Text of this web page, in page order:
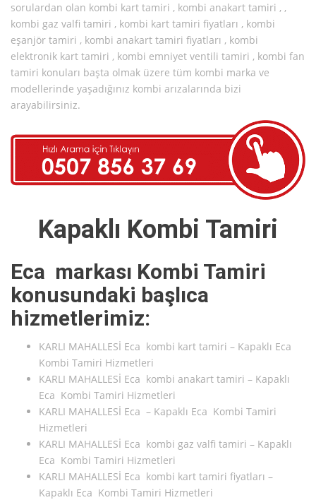
sorulardan olan kombi kart tamiri , kombi anakart tamiri , ,
kombi gaz valfi tamiri , kombi kart tamiri fiyatları , kombi
eşanjör tamiri , kombi anakart tamiri fiyatları , kombi
elektronik kart tamiri , kombi emniyet ventili tamiri , kombi fan
tamiri konuları başta olmak üzere tüm kombi marka ve
modellerinde yaşadığınız kombi arızalarında bizi
arayabilirsiniz.
Kapaklı Kombi Tamiri
Eca markası Kombi Tamiri
konusundaki başlıca
hizmetlerimiz:
KARLI MAHALLESİ Eca kombi kart tamiri – Kapaklı Eca
Kombi Tamiri Hizmetleri
KARLI MAHALLESİ Eca kombi anakart tamiri – Kapaklı
Eca Kombi Tamiri Hizmetleri
KARLI MAHALLESİ Eca – Kapaklı Eca Kombi Tamiri
Hizmetleri
KARLI MAHALLESİ Eca kombi gaz valfi tamiri – Kapaklı
Eca Kombi Tamiri Hizmetleri
KARLI MAHALLESİ Eca kombi kart tamiri fiyatları –
Kapaklı Eca Kombi Tamiri Hizmetleri